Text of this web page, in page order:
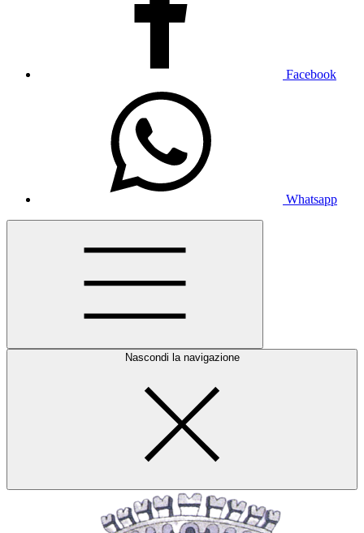
Facebook
Whatsapp
Nascondi la navigazione